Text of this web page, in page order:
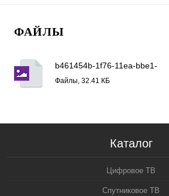
ФАЙЛЫ
b461454b-1f76-11ea-bbe1-
001e678bf6e2_4d1aa8ab-
Файлы, 32.41 КБ
Каталог
Цифровое ТВ
Спутниковое ТВ